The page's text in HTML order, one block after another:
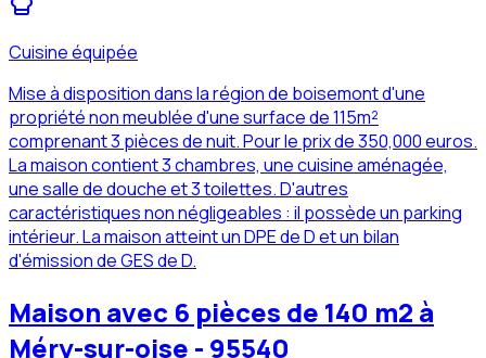
Cuisine équipée
Mise à disposition dans la région de boisemont d'une
propriété non meublée d'une surface de 115m²
comprenant 3 pièces de nuit. Pour le prix de 350,000 euros.
La maison contient 3 chambres, une cuisine aménagée,
une salle de douche et 3 toilettes. D'autres
caractéristiques non négligeables : il possède un parking
intérieur. La maison atteint un DPE de D et un bilan
d'émission de GES de D.
Maison avec 6 pièces de 140 m2 à
Méry-sur-oise - 95540